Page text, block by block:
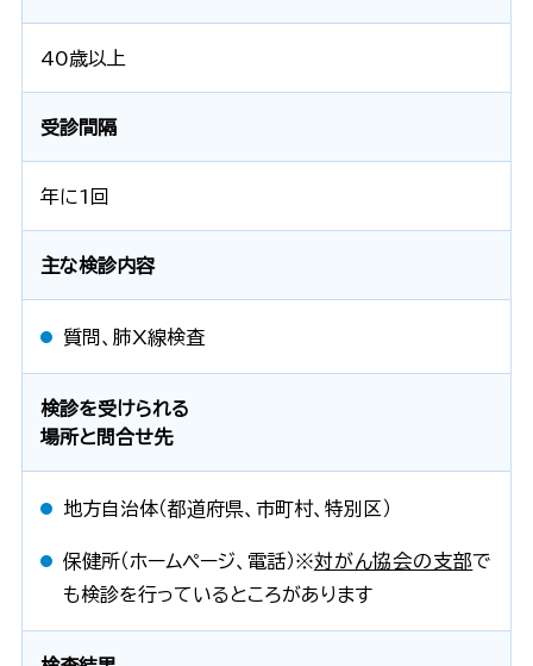
40歳以上
受診間隔
年に1回
主な検診内容
質問、肺X線検査
検診を受けられる
場所と問合せ先
地方自治体（都道府県、市町村、特別区）
保健所（ホームページ、電話）※対がん協会の支部で
も検診を行っているところがあります